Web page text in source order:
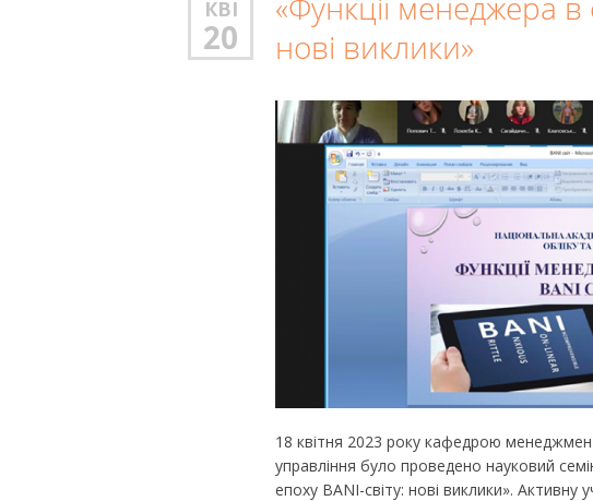
КВІ
20
«Функції менеджера в
нові виклики»
18 квітня 2023 року кафедрою
управління було проведено науковий
епоху BANI-світу: нові виклики». Активну